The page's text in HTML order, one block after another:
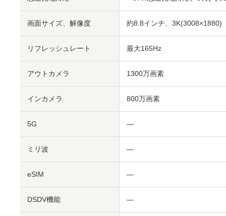
画面サイズ、解像度 約8.8インチ、3K(3008×1880)
リフレッシュレート 最大165Hz
アウトカメラ 1300万画素
インカメラ 800万画素
5G ―
ミリ波 ―
eSIM ―
DSDV機能 ―